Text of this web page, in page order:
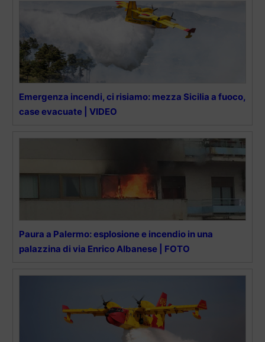
Emergenza incendi, ci risiamo: mezza Sicilia a fuoco,
case evacuate | VIDEO
Paura a Palermo: esplosione e incendio in una
palazzina di via Enrico Albanese | FOTO